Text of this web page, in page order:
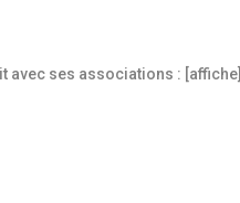
avec ses associations :